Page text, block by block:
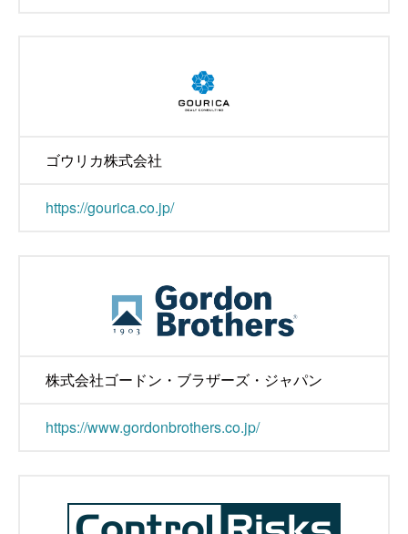
ゴウリカ株式会社
https://gourica.co.jp/
株式会社ゴードン・ブラザーズ・ジャパン
https://www.gordonbrothers.co.jp/